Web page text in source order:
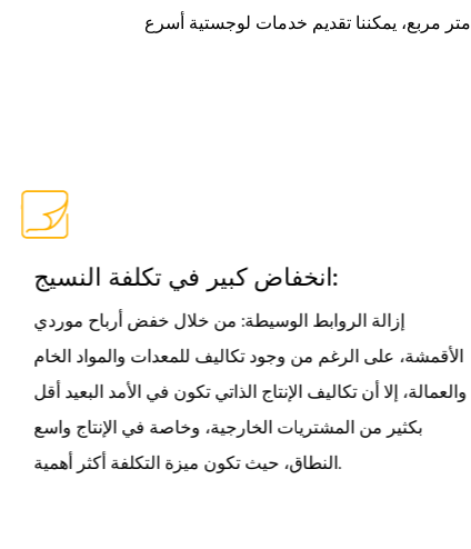
والعمليات التكنولوجية، ويقدم دعمًا فنيًا متخصصًا بدءًا من مرحلة التصميم. بفضل مستودعنا الفوري في روسيا بمساحة 300 متر مربع، يمكننا تقديم خدمات لوجستية أسرع
انخفاض كبير في تكلفة النسيج:
إزالة الروابط الوسيطة: من خلال خفض أرباح موردي
الأقمشة، على الرغم من وجود تكاليف للمعدات والمواد الخام
والعمالة، إلا أن تكاليف الإنتاج الذاتي تكون في الأمد البعيد أقل
بكثير من المشتريات الخارجية، وخاصة في الإنتاج واسع
النطاق، حيث تكون ميزة التكلفة أكثر أهمية.